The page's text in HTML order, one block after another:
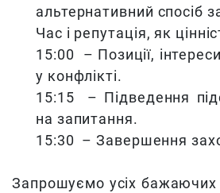
альтернативний спосіб
Час і репутація, як
15:00 – Позиції,
у конфлікті.
15:15 – Підведення
на запитання.
15:30 – Завершення
Запрошуємо усіх бажаючих